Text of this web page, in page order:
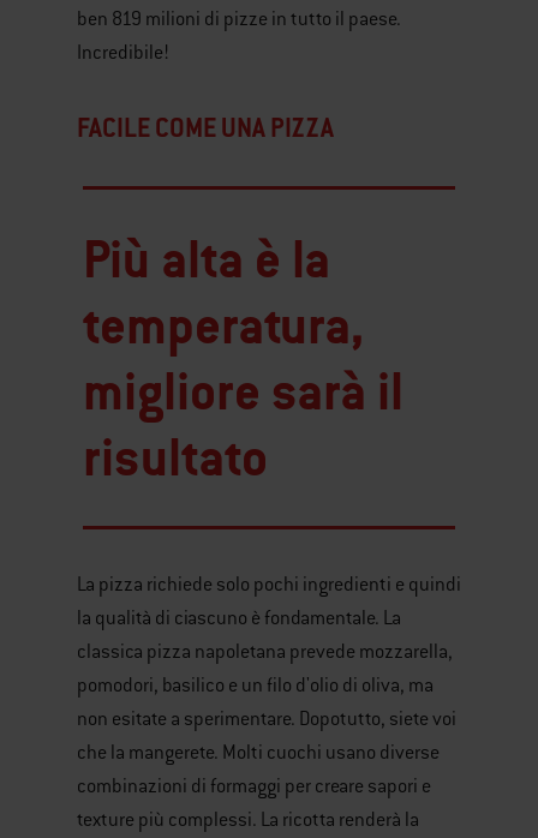
ben 819 milioni di pizze in tutto il paese.
Incredibile!
FACILE COME UNA PIZZA
Più alta è la
temperatura,
migliore sarà il
risultato
La pizza richiede solo pochi ingredienti e quindi
la qualità di ciascuno è fondamentale. La
classica pizza napoletana prevede mozzarella,
pomodori, basilico e un filo d'olio di oliva, ma
non esitate a sperimentare. Dopotutto, siete voi
che la mangerete. Molti cuochi usano diverse
combinazioni di formaggi per creare sapori e
texture più complessi. La ricotta renderà la